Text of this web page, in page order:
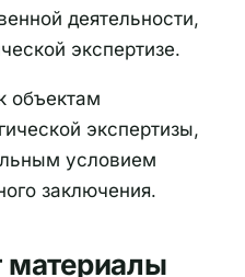
деятельности,
экспертизе.
объектам
экспертизы,
условием
заключения.
материалы